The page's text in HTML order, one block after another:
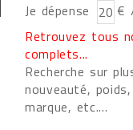
Je dépense
€
Retrouvez tous
complets...
Recherche sur
nouveauté,
marque, etc....